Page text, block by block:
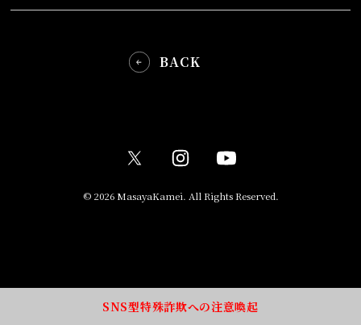
BACK
© 2026 MasayaKamei. All Rights Reserved.
SNS型特殊詐欺への注意喚起